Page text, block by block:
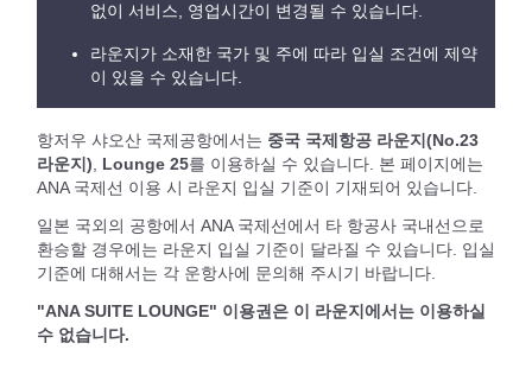
없이 서비스, 영업시간이 변경될 수 있습니다.
라운지가 소재한 국가 및 주에 따라 입실 조건에 제약
이 있을 수 있습니다.
항저우 샤오산 국제공항에서는 중국 국제항공 라운지(No.23
라운지)
Lounge 25를 이용하실 수 있습니다. 본 페이지에는
ANA 국제선 이용 시 라운지 입실 기준이 기재되어 있습니다.
일본 국외의 공항에서 ANA 국제선에서 타 항공사 국내선으로
환승할 경우에는 라운지 입실 기준이 달라질 수 있습니다. 입실
기준에 대해서는 각 운항사에 문의해 주시기 바랍니다.
"ANA SUITE LOUNGE" 이용권은 이 라운지에서는 이용하실
수 없습니다.